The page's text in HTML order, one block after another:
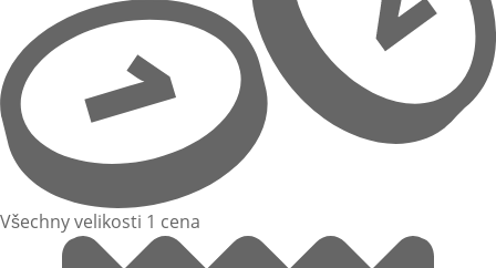
Všechny velikosti 1 cena